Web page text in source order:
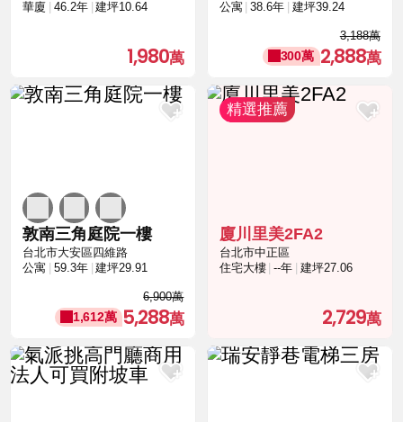
華廈 46.2年 建坪10.64
1,980
公寓
38.6年 建坪39.24
3,188萬
300萬 2,888
敦南三角庭院一樓
台北市大安區四維路
公寓
59.3年 建坪29.91
6,900萬
1,612萬 5,288
廈川里美2FA2
台北市中正區
住宅大樓
--年 建坪27.06
2,729